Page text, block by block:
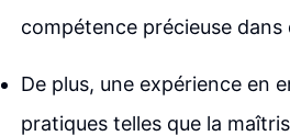
compétence précieuse
De plus, une expérience en
pratiques telles que la